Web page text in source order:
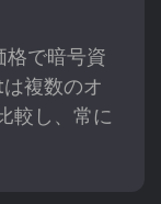
格で暗号資
複数のオ
較し、常に